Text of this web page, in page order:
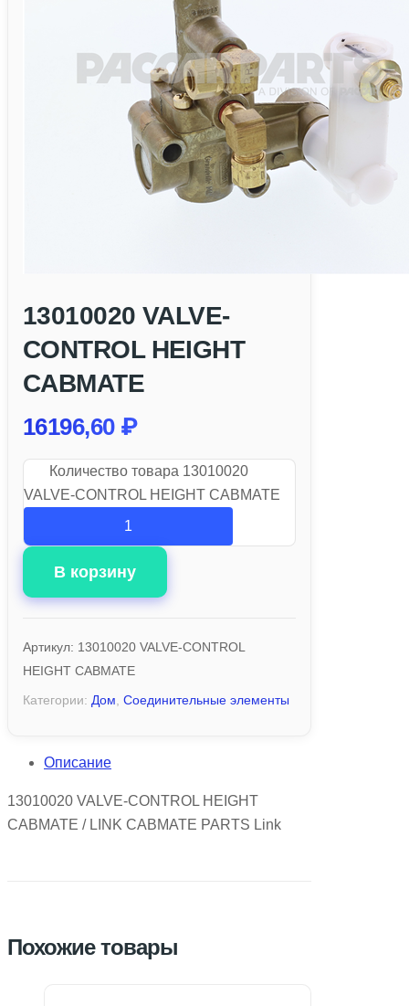
13010020 VALVE-
CONTROL HEIGHT
CABMATE
16196,60 ₽
Количество товара 13010020
VALVE-CONTROL HEIGHT CABMATE
В корзину
Артикул: 13010020 VALVE-CONTROL
HEIGHT CABMATE
Категории: Дом Соединительные элементы
Описание
13010020 VALVE-CONTROL HEIGHT
CABMATE / LINK CABMATE PARTS Link
Похожие товары